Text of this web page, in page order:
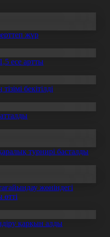
жүр
есе артты
бекітілді
турнирі басталды
жөніндегі
қарқын алды